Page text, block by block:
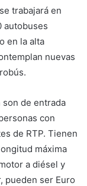
trabajará en
autobuses
en la alta
nuevas
de entrada
con
de RTP. Tienen
máxima
a diésel y
pueden ser Euro